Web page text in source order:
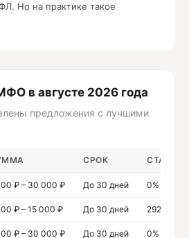
Но на практике такое
в августе 2026 года
предложения с лучшими
СРОК СТАВКА
₽ – 30 000 ₽ До 30 дней 0%
₽ – 15 000 ₽ До 30 дней 292%
₽ – 30 000 ₽ До 30 дней 0%